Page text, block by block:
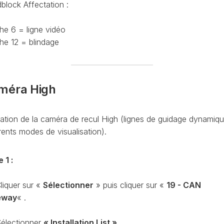
VITESSE
À
DISCOVER
Affectation :
6 = ligne vidéo
12 = blindage
High
de la caméra de recul High (lignes de guidage
modes de visualisation).
1 :
sur « Sélectionner » puis cliquer sur « 19 - CAN
« .